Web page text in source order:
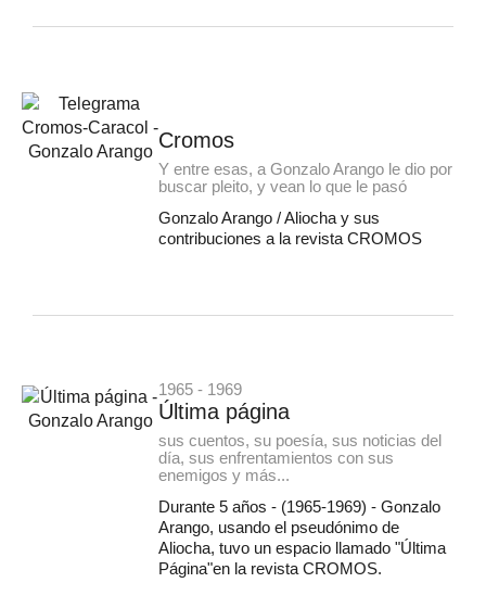
Cromos
Y entre esas, a Gonzalo Arango le dio por
buscar pleito, y vean lo que le pasó
Gonzalo Arango / Aliocha y sus
contribuciones a la revista CROMOS
1965 - 1969
Última página
sus cuentos, su poesía, sus noticias del
día, sus enfrentamientos con sus
enemigos y más...
Durante 5 años - (1965-1969) - Gonzalo
Arango, usando el pseudónimo de
Aliocha, tuvo un espacio llamado "Última
Página"en la revista CROMOS.